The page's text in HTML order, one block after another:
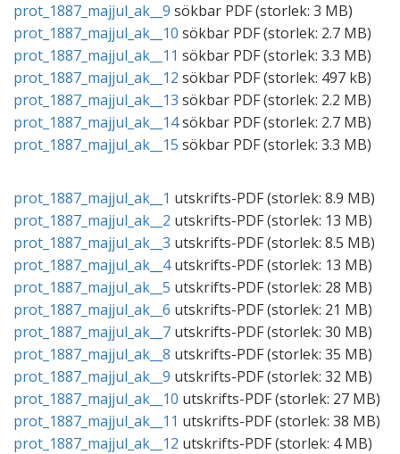
prot_1887_majjul_ak__9 sökbar PDF(storlek: 3 MB)
prot_1887_majjul_ak__10 sökbar PDF(storlek: 2.7 MB)
prot_1887_majjul_ak__11 sökbar PDF(storlek: 3.3 MB)
prot_1887_majjul_ak__12 sökbar PDF(storlek: 497 kB)
prot_1887_majjul_ak__13 sökbar PDF(storlek: 2.2 MB)
prot_1887_majjul_ak__14sökbar PDF(storlek: 2.7 MB)
prot_1887_majjul_ak__15 sökbar PDF(storlek: 3.3 MB)
prot_1887_majjul_ak__1 utskrifts-PDF(storlek: 8.9 MB)
prot_1887_majjul_ak__2 utskrifts-PDF(storlek: 13 MB)
prot_1887_majjul_ak__3 utskrifts-PDF(storlek: 8.5 MB)
prot_1887_majjul_ak__4utskrifts-PDF(storlek: 13 MB)
prot_1887_majjul_ak__5 utskrifts-PDF(storlek: 28 MB)
prot_1887_majjul_ak__6 utskrifts-PDF(storlek: 21 MB)
prot_1887_majjul_ak__7 utskrifts-PDF(storlek: 30 MB)
prot_1887_majjul_ak__8 utskrifts-PDF(storlek: 35 MB)
prot_1887_majjul_ak__9 utskrifts-PDF(storlek: 32 MB)
prot_1887_majjul_ak__10 utskrifts-PDF(storlek: 27 MB)
prot_1887_majjul_ak__11 utskrifts-PDF(storlek: 38 MB)
prot_1887_majjul_ak__12 utskrifts-PDF(storlek: 4 MB)